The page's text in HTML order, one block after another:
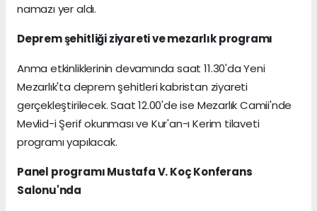
namazı yer aldı.
Deprem şehitliği ziyareti ve mezarlık programı
Anma etkinliklerinin devamında saat 11.30'da Yeni
Mezarlık'ta deprem şehitleri kabristan ziyareti
gerçekleştirilecek. Saat 12.00'de ise Mezarlık Camii'nde
Mevlid-i Şerif okunması ve Kur'an-ı Kerim tilaveti
programı yapılacak.
Panel programı Mustafa V. Koç Konferans
Salonu'nda